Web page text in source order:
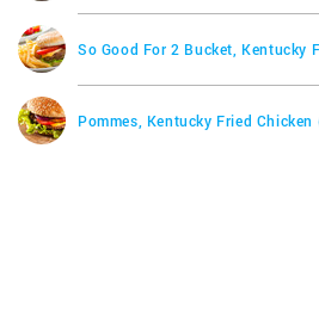
So Good For 2 Bucket, Kentucky
Pommes, Kentucky Fried Chicken